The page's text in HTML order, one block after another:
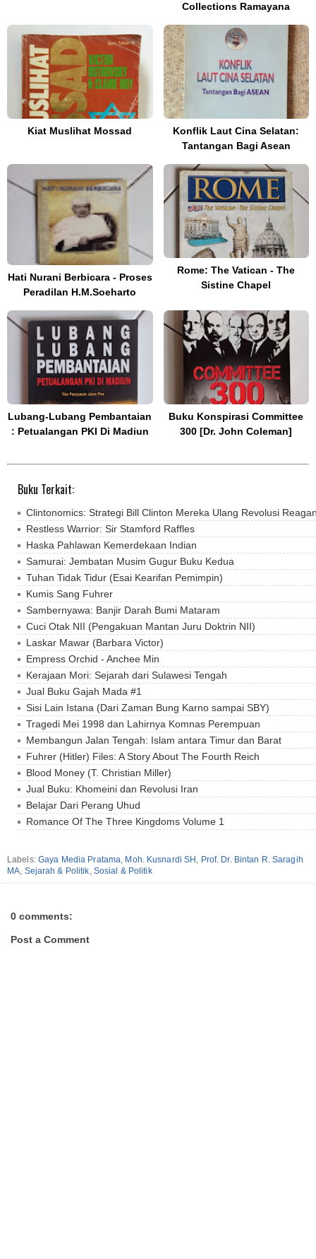
Collections Ramayana
Kiat Muslihat Mossad
Konflik Laut Cina Selatan:
Tantangan Bagi Asean
Hati Nurani Berbicara - Proses
Peradilan H.M.Soeharto
Rome: The Vatican - The
Sistine Chapel
Lubang-Lubang Pembantaian
: Petualangan PKI Di Madiun
Buku Konspirasi Committee
300 [Dr. John Coleman]
Buku Terkait:
Clintonomics: Strategi Bill Clinton Mereka Ulang Revolusi
Restless Warrior: Sir Stamford Raffles
Haska Pahlawan Kemerdekaan Indian
Samurai: Jembatan Musim Gugur Buku Kedua
Tuhan Tidak Tidur (Esai Kearifan Pemimpin)
Kumis Sang Fuhrer
Sambernyawa: Banjir Darah Bumi Mataram
Cuci Otak NII (Pengakuan Mantan Juru Doktrin NII)
Laskar Mawar (Barbara Victor)
Empress Orchid - Anchee Min
Kerajaan Mori: Sejarah dari Sulawesi Tengah
Jual Buku Gajah Mada #1
Sisi Lain Istana (Dari Zaman Bung Karno sampai SBY)
Tragedi Mei 1998 dan Lahirnya Komnas Perempuan
Membangun Jalan Tengah: Islam antara Timur dan Barat
Fuhrer (Hitler) Files: A Story About The Fourth Reich
Blood Money (T. Christian Miller)
Jual Buku: Khomeini dan Revolusi Iran
Belajar Dari Perang Uhud
Romance Of The Three Kingdoms Volume 1
Labels: Gaya Media Pratama, Moh. Kusnardi SH , Prof. Dr. Bintan R. Saragih
MA, Sejarah & Politik, Sosial & Politik
0 comments:
Post a Comment